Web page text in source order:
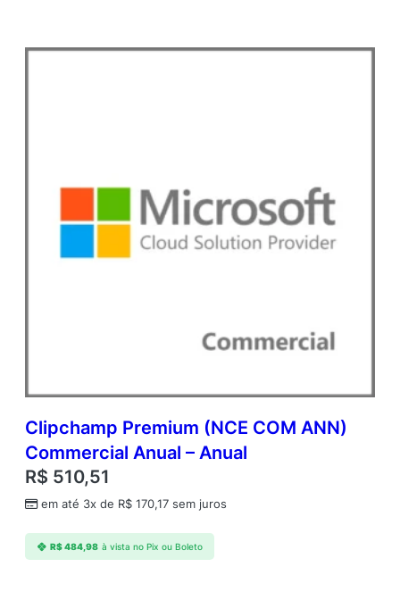
Clipchamp Premium (NCE COM ANN)
Commercial Anual – Anual
R$ 510,51
em até 3x de R$ 170,17 sem juros
R$484,98 à vista no Pix ou Boleto